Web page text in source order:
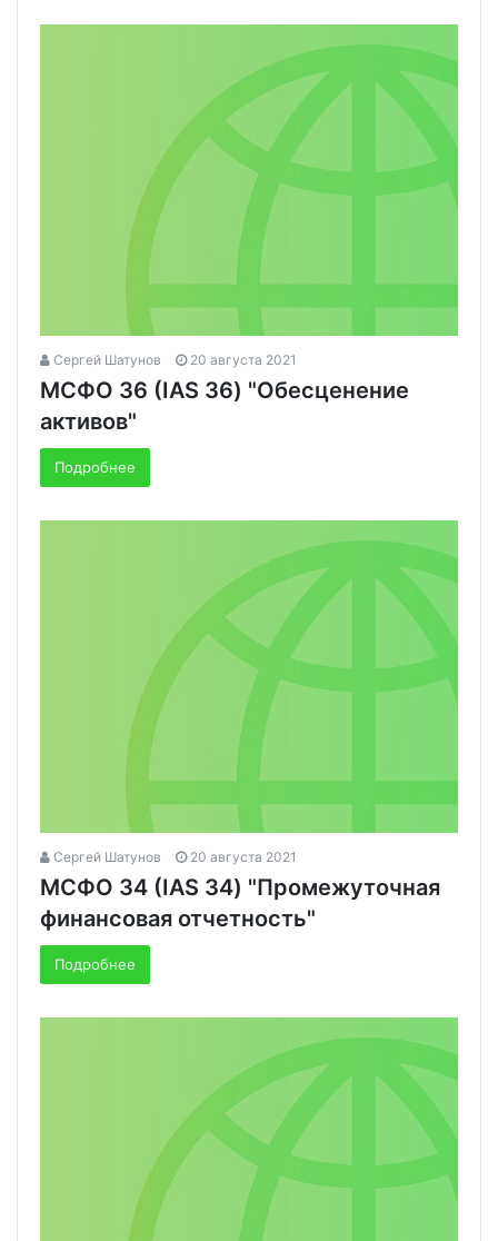
Сергей Шатунов 20 августа 2021
МСФО 36 (IAS 36) "Обесценение
активов"
Подробнее
Сергей Шатунов 20 августа 2021
МСФО 34 (IAS 34) "Промежуточная
финансовая отчетность"
Подробнее